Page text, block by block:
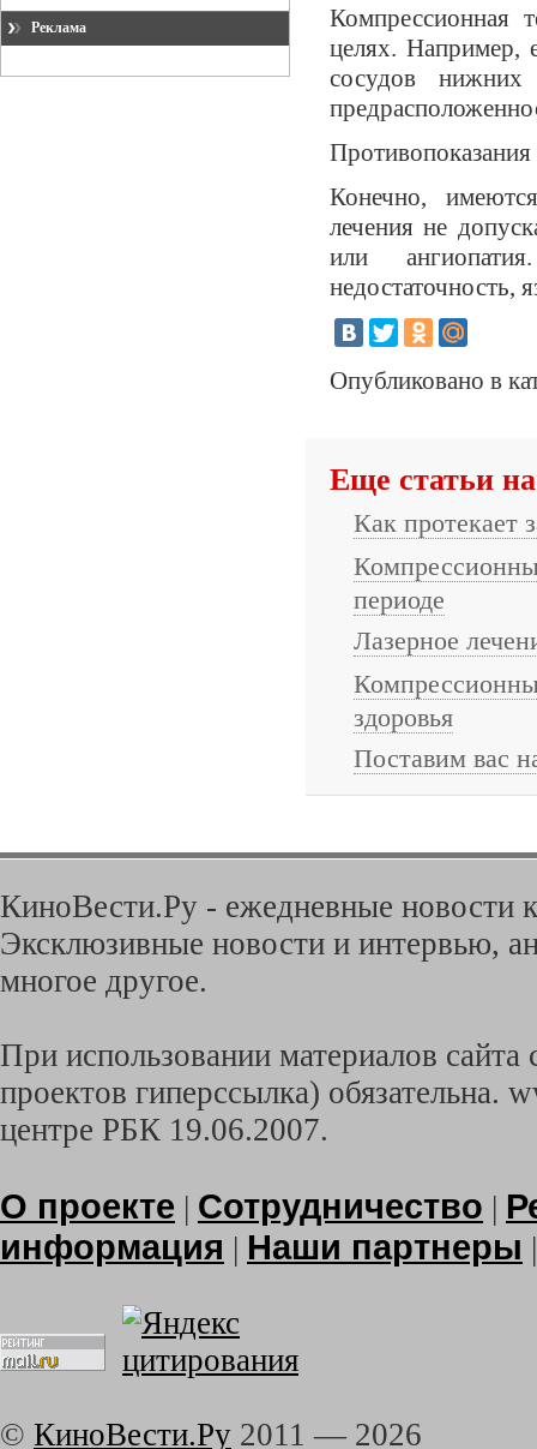
Реклама
Компрессионная
целях. Например,
сосудов
Конечно,
лечения не
или
недостаточность,
Опубликовано в
Еще статьи
Как протекает
периоде
Лазерное
здоровья
Поставим вас
КиноВести.Ру - ежедневные новости
Эксклюзивные новости и интервью,
многое другое.
При использовании материалов
проектов гиперссылка) обязательна.
центре РБК 19.06.2007.
О проекте | Сотрудничество |
информация | Наши партнеры
© КиноВести.Ру 2011 — 2026